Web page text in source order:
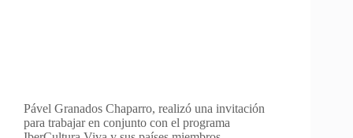
Pável Granados Chaparro, realizó una invitación
para trabajar en conjunto con el programa